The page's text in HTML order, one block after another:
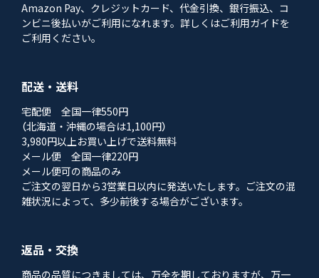
Amazon Pay、クレジットカード、代金引換、銀行振込、コ
ンビニ後払いがご利用になれます。詳しくはご利用ガイドを
ご利用ください。
配送・送料
宅配便 全国一律550円
（北海道・沖縄の場合は1,100円）
3,980円以上お買い上げで送料無料
メール便 全国一律220円
メール便可の商品のみ
ご注文の翌日から3営業日以内に発送いたします。ご注文の混
雑状況によって、多少前後する場合がございます。
返品・交換
商品の品質につきましては、万全を期しておりますが、万一